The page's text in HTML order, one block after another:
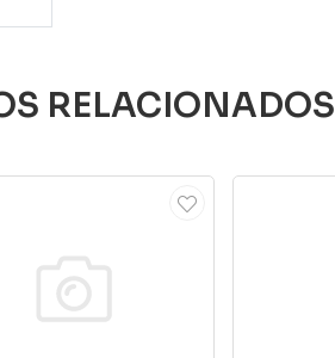
RELACIONADOS